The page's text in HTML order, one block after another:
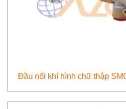
Đầu nối khí hình chữ thập